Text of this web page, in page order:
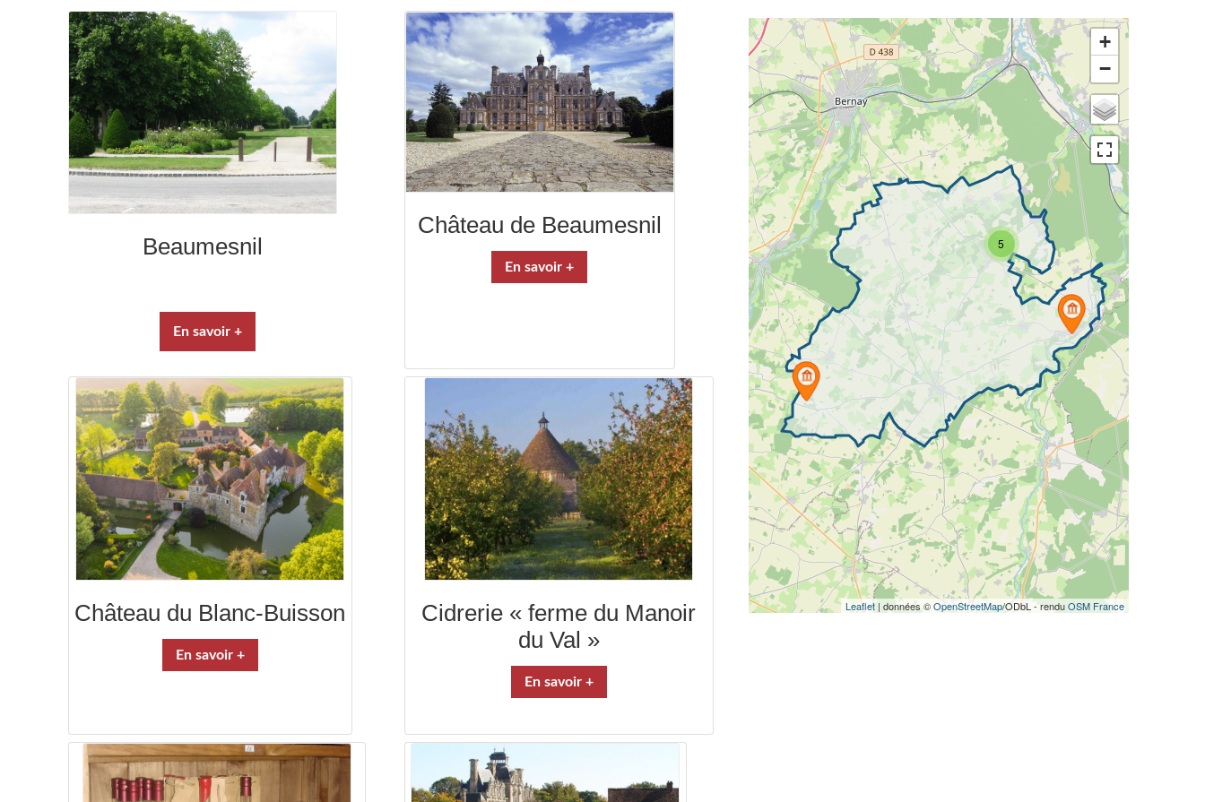
Beaumesnil
En savoir +
Château de Beaumesnil
En savoir +
Château du Blanc-Buisson
En savoir +
Cidrerie « ferme du Manoir
du Val »
En savoir +
5
+
−
Leaflet | données ©OpenStreetMap/ODbL - renduOSM France